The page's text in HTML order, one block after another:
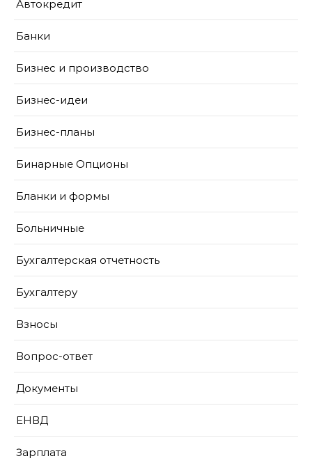
Автокредит
Банки
Бизнес и производство
Бизнес-идеи
Бизнес-планы
Бинарные Опционы
Бланки и формы
Больничные
Бухгалтерская отчетность
Бухгалтеру
Взносы
Вопрос-ответ
Документы
ЕНВД
Зарплата